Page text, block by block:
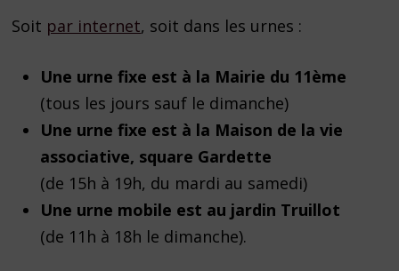
Soit par internet, soit dans les urnes :
Une urne fixe est à la Mairie du 11ème
(tous les jours sauf le dimanche)
Une urne fixe est à la Maison de la vie
associative, square Gardette
(de 15h à 19h, du mardi au samedi)
Une urne mobile est au jardin Truillot
(de 11h à 18h le dimanche).